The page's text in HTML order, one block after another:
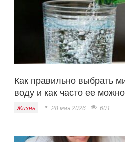
Как правильно выбрать
воду и как часто ее
Жизнь 28 мая 2026 601